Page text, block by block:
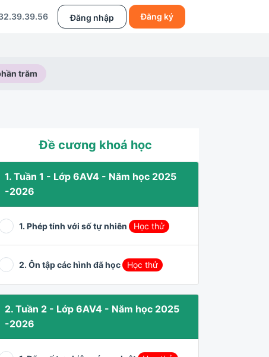
Đăng nhập Đăng ký
trăm
Đề cương khoá học
1. Tuần 1 - Lớp 6AV4 - Năm học 2025
-2026
1. Phép tính với số tự nhiên Học thử
2. Ôn tập các hình đã học Học thử
2. Tuần 2 - Lớp 6AV4 - Năm học 2025
-2026